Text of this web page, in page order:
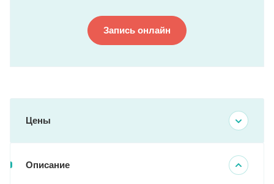
Запись онлайн
Описание
Цены